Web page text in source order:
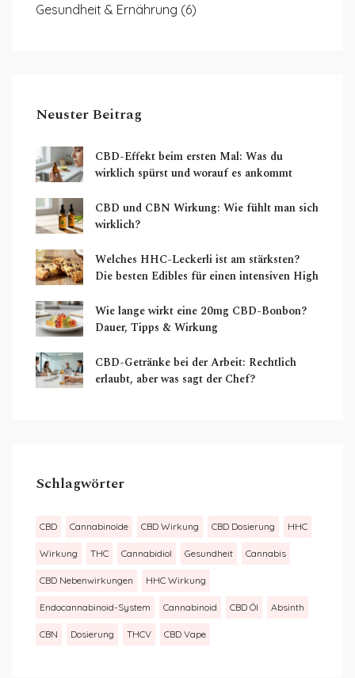
Gesundheit & Ernährung (6)
Neuster Beitrag
CBD-Effekt beim ersten Mal: Was du
wirklich spürst und worauf es ankommt
CBD und CBN Wirkung: Wie fühlt man sich
wirklich?
Welches HHC-Leckerli ist am stärksten?
Die besten Edibles für einen intensiven High
Wie lange wirkt eine 20mg CBD-Bonbon?
Dauer, Tipps & Wirkung
CBD-Getränke bei der Arbeit: Rechtlich
erlaubt, aber was sagt der Chef?
Schlagwörter
CBD Cannabinoide CBD Wirkung CBD Dosierung HHC
Wirkung THC Cannabidiol Gesundheit Cannabis
CBD Nebenwirkungen HHC Wirkung
Endocannabinoid-System Cannabinoid CBD Öl Absinth
CBN Dosierung THCV CBD Vape